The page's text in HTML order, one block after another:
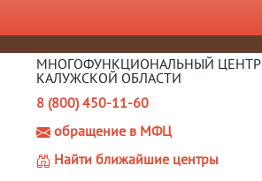
МНОГОФУНКЦИОНАЛЬНЫЙ ЦЕНТР
КАЛУЖСКОЙ ОБЛАСТИ
8 (800) 450-11-60
обращение в МФЦ
Найти ближайшие центры